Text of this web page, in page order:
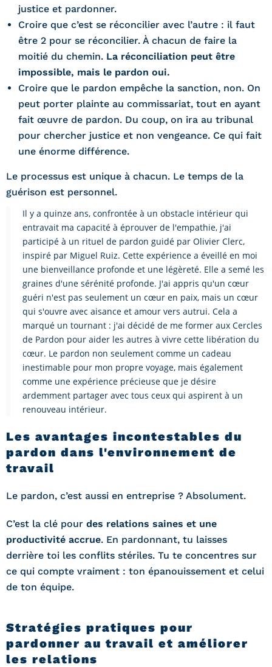
justice et pardonner.
Croire que c’est se réconcilier avec l’autre : il faut
être 2 pour se réconcilier. À chacun de faire la
moitié du chemin. La réconciliation peut être
impossible, mais le pardon oui.
Croire que le pardon empêche la sanction, non. On
peut porter plainte au commissariat, tout en ayant
fait œuvre de pardon. Du coup, on ira au tribunal
pour chercher justice et non vengeance. Ce qui fait
une énorme différence.
Le processus est unique à chacun. Le temps de la
guérison est personnel.
Il y a quinze ans, confrontée à un obstacle intérieur qui
entravait ma capacité à éprouver de l'empathie, j'ai
participé à un rituel de pardon guidé par Olivier Clerc,
inspiré par Miguel Ruiz. Cette expérience a éveillé en moi
une bienveillance profonde et une légèreté. Elle a semé les
graines d'une sérénité profonde. J'ai appris qu'un cœur
guéri n'est pas seulement un cœur en paix, mais un cœur
qui s'ouvre avec aisance et amour vers autrui. Cela a
marqué un tournant : j'ai décidé de me former aux Cercles
de Pardon pour aider les autres à vivre cette libération du
cœur. Le pardon non seulement comme un cadeau
inestimable pour mon propre voyage, mais également
comme une expérience précieuse que je désire
ardemment partager avec tous ceux qui aspirent à un
renouveau intérieur.
Les avantages incontestables du
pardon dans l'environnement de
travail
Le pardon, c’est aussi en entreprise ? Absolument.
C’est la clé pour des relations saines et une
productivité accrue. En pardonnant, tu laisses
derrière toi les conflits stériles. Tu te concentres sur
ce qui compte vraiment : ton épanouissement et celui
de ton équipe.
Stratégies pratiques pour
pardonner au travail et améliorer
les relations